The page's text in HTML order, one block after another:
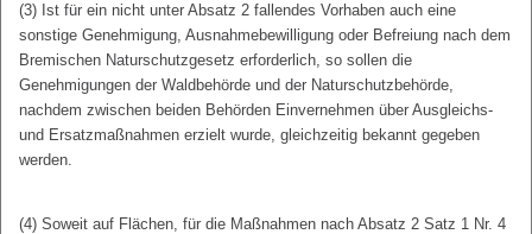
(3) Ist für ein nicht unter Absatz 2 fallendes Vorhaben auch eine
sonstige Genehmigung, Ausnahmebewilligung oder Befreiung nach dem
Bremischen Naturschutzgesetz erforderlich, so sollen die
Genehmigungen der Waldbehörde und der Naturschutzbehörde,
nachdem zwischen beiden Behörden Einvernehmen über Ausgleichs-
und Ersatzmaßnahmen erzielt wurde, gleichzeitig bekannt gegeben
werden.
(4) Soweit auf Flächen, für die Maßnahmen nach Absatz 2 Satz 1 Nr. 4